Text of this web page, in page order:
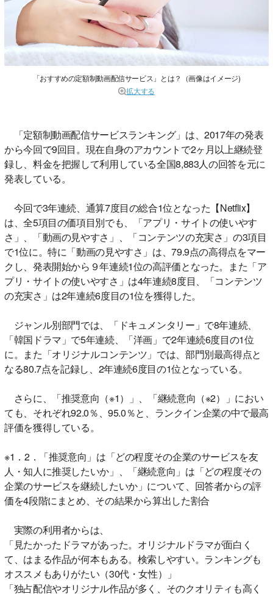
「おすすめの定額制動画配信サービス」とは？（画像はイメージ)
拡大する
「定額制動画配信サービスランキング」は、2017年の発表
から今回で9回目。現在自身のアカウントで2ヶ月以上継続登
録し、料金を把握して利用している全国8,883人の回答を元に
発表している。
今回で3年連続、通算7度目の総合1位となった【Netflix】
は、全5項目の価項目別でも、「アプリ・サイトの使いやす
さ」、「動画の見やすさ」、「コンテンツの充実さ」の3項目
で1位に。特に「動画の見やすさ」は、79.9点の高得点をマー
クし、発表開始から９年連続1位の高評価となった。また「ア
プリ・サイトの使いやすさ」は4年連続8度目、「コンテンツ
の充実さ」は2年連続6度目の1位を獲得した。
ジャンル別部門では、「ドキュメンタリー」で8年連続、
「韓国ドラマ」で5年連続、「洋画」で2年連続6度目の1位
に。また「オリジナルコンテンツ」では、部門別最高得点と
なる80.7点を記録し、2年連続6度目の1位となっている。
さらに、「推奨意向（※1）」、「継続意向（※2）」におい
ても、それぞれ92.0％、95.0％と、ランクイン企業の中で最高
評価を獲得している。
※1．2．「推奨意向」は「どの程度その企業のサービスを友
人・知人に推奨したいか」、「継続意向」は「どの程度その
企業のサービスを継続したいか」について、回答者からの評
価を4段階にまとめ、その結果から算出した割合
実際の利用者からは、
「見たかったドラマがあった。オリジナルドラマが面白く
て、はまる作品が何本もある。検索しやすい。ランキングも
オススメもありがたい（30代・女性）」
「独占配信やオリジナル作品が多く、そのクオリティも高く